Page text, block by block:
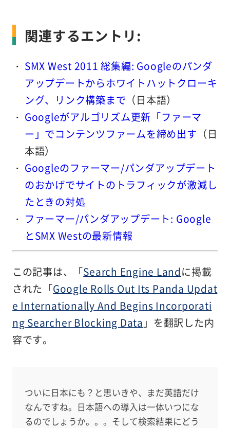
関連するエントリ:
SMX West 2011 総集編: Googleのパンダ
アップデートからホワイトハットクローキ
ング、リンク構築まで （日本語）
Googleがアルゴリズム更新「ファーマ
ー」でコンテンツファームを締め出す （日
本語）
Googleのファーマー/パンダアップデート
のおかげでサイトのトラフィックが激減し
たときの対処
ファーマー/パンダアップデート: Google
とSMX Westの最新情報
この記事は、「Search Engine Landに掲載
された「Google Rolls Out Its Panda Updat
e Internationally And Begins Incorporati
ng Searcher Blocking Data 」を翻訳した内
容です。
ついに日本にも？と思いきや、まだ英語だけ
なんですね。日本語への導入は一体いつにな
るのでしょうか。。。そして検索結果にどう